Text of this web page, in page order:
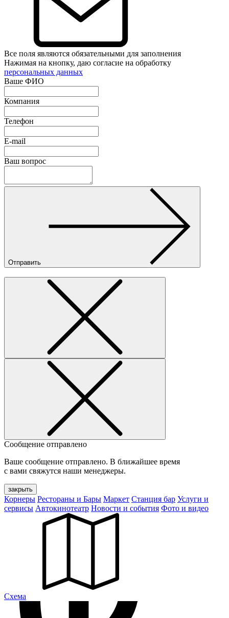
Все поля являются обязательными для заполнения
Нажимая на кнопку, даю согласие на обработку
персональных данных
Ваше ФИО
Компания
Телефон
E-mail
Ваш вопрос
Отправить
Сообщение отправлено
Ваше сообщение отправлено. В ближайшее время
с вами свяжутся наши менеджеры.
закрыть
Корнеры Рестораны и Бары Маркет Станция бар Услуги и
сервисы Автокинотеатр Новости и события Фото и видео
Cхема